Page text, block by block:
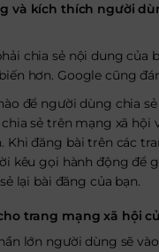
và kích thích người
chia sẻ nội dung của
hơn. Google cũng
để người dùng chia
sẻ trên mạng xã hội
Khi đăng bài trên các
kêu gọi hành động để
lại bài đăng của bạn.
trang mạng xã hội
lớn người dùng sẽ